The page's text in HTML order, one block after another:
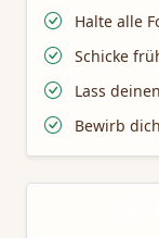
Halte alle
Schicke
Lass
Bewirb